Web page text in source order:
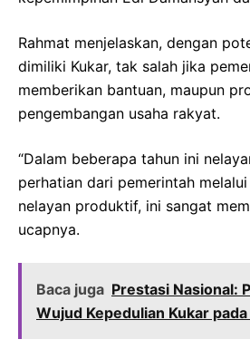
Rahmat menjelaskan, dengan
dimiliki Kukar, tak salah jika
memberikan bantuan, maupun
pengembangan usaha rakyat.
“Dalam beberapa tahun ini
perhatian dari pemerintah
nelayan produktif, ini sangat
ucapnya.
Baca juga Prestasi Nasional:
Wujud Kepedulian Kukar